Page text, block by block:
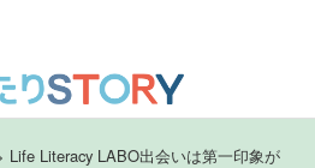
Life Literacy LABO出会いは第一印象が